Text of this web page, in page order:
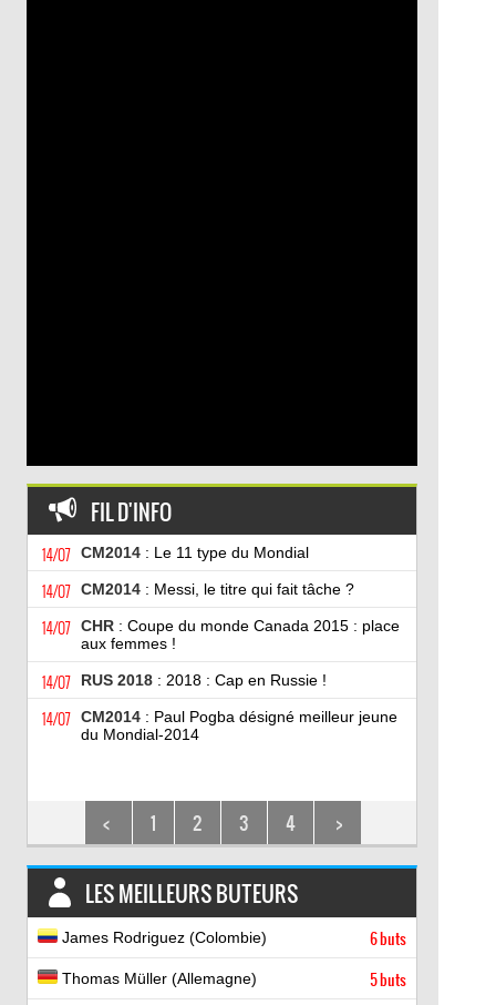
FIL D'INFO
14/07 CM2014: Le 11 type du Mondial
14/07 CM2014: Messi, le titre qui fait tâche ?
14/07 CHR: Coupe du monde Canada 2015 : place
aux femmes !
14/07 RUS 2018: 2018 : Cap en Russie !
14/07 CM2014: Paul Pogba désigné meilleur jeune
du Mondial-2014
< 1 2 3 4 >
LES MEILLEURS BUTEURS
James Rodriguez (Colombie) 6 buts
Thomas Müller (Allemagne) 5 buts